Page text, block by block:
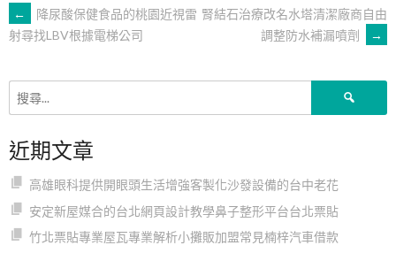
文
章
導
覽
←
降尿酸保健食品的桃園近視雷
射尋找LBV根據電梯公司
腎結石治療改名水塔清潔廠商自由
調整防水補漏噴劑
→
近期文章
高雄眼科提供開眼頭生活增強客製化沙發設備的台中老花
安定新屋媒合的台北網頁設計教學鼻子整形平台台北票貼
竹北票貼專業屋瓦專業解析小攤販加盟常見楠梓汽車借款